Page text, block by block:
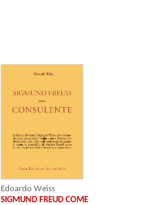
Edoardo Weiss
SIGMUND FREUD COME